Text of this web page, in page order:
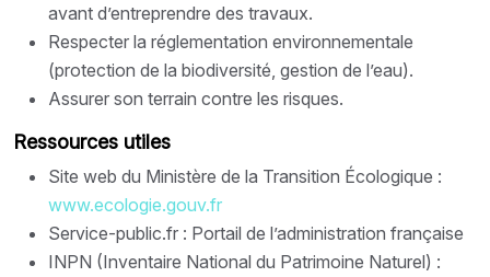
avant d’entreprendre des travaux.
Respecter la réglementation environnementale
(protection de la biodiversité, gestion de l’eau).
Assurer son terrain contre les risques.
Ressources utiles
Site web du Ministère de la Transition Écologique :
www.ecologie.gouv.fr
Service-public.fr : Portail de l’administration française
INPN (Inventaire National du Patrimoine Naturel) :